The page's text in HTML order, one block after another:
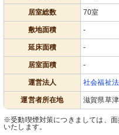
居室総数 70室
敷地面積 -
延床面積 -
居室面積 -
運営法人 社会福祉
運営者所在地 滋賀県草
※受動喫煙対策につきましては、
いたします。